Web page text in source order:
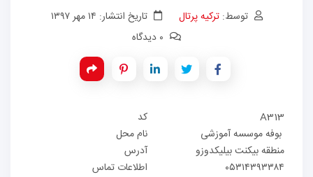
توسط:ترکیه پرتال
تاریخ انتشار: ۱۴ مهر ۱۳۹۷
A313
کد
بوفه موسسه آموزشی
نام محل
منطقه بیکنت بیلیکدوزو
آدرس
۰۵۳۱۴۳۹۳۳۸۴
اطلاعات تماس